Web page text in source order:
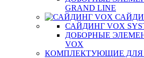
GRAND LINE
САЙДИНГ VOX
ДОБОРНЫЕ
VOX
КОМПЛЕКТУЮЩИЕ ДЛЯ